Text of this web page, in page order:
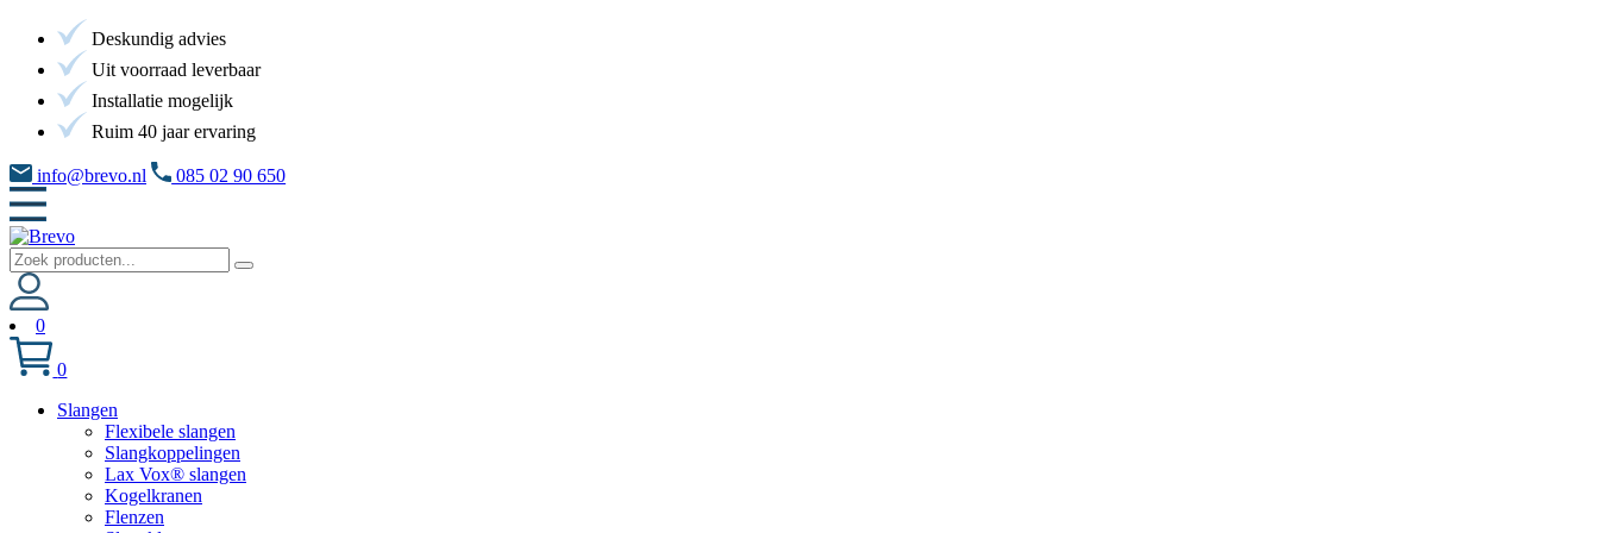
Deskundig advies
Uit voorraad leverbaar
Installatie mogelijk
Ruim 40 jaar ervaring
info@brevo.nl 085 02 90 650
0
0
Slangen
Flexibele slangen
Slangkoppelingen
Lax Vox® slangen
Kogelkranen
Flenzen